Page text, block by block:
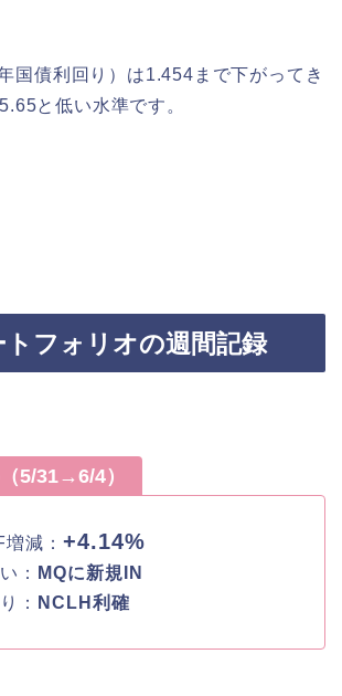
国債利回り）は1.454まで下がってき
と低い水準です。
トフォリオの週間記録
5/31→6/4）
減： +4.14%
：
MQに新規IN
：
NCLH利確